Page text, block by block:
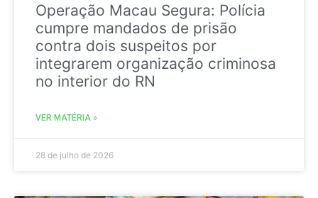
Operação Macau Segura: Polícia
cumpre mandados de prisão
contra dois suspeitos por
integrarem organização criminosa
no interior do RN
VER MATÉRIA »
28 de julho de 2026